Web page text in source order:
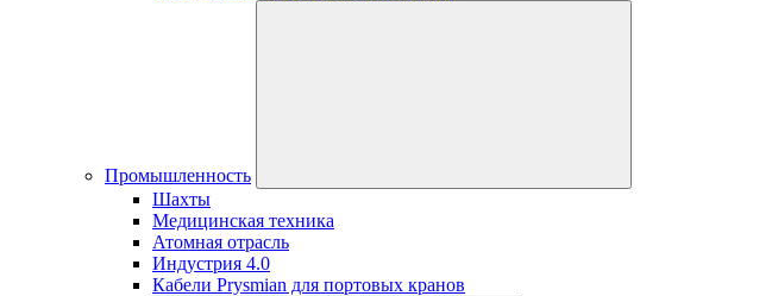
Промышленность
Шахты
Медицинская техника
Атомная отрасль
Индустрия 4.0
Кабели Prysmian для портовых кранов